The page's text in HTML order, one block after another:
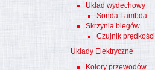
Układ wydechowy
Sonda Lambda
Skrzynia biegów
Czujnik prędkości
Układy Elektryczne
Kolory przewodów